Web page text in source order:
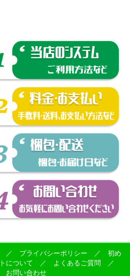
／ プライバシーポリシー ／ 初め
について ／ よくあるご質問 ／
お問い合わせ